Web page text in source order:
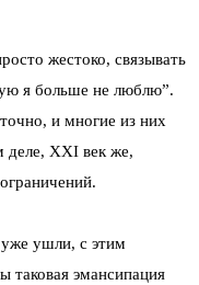
жестоко, связывать
я больше не люблю”.
и многие из них
деле, XXI век же,
ушли, с этим
таковая эмансипация